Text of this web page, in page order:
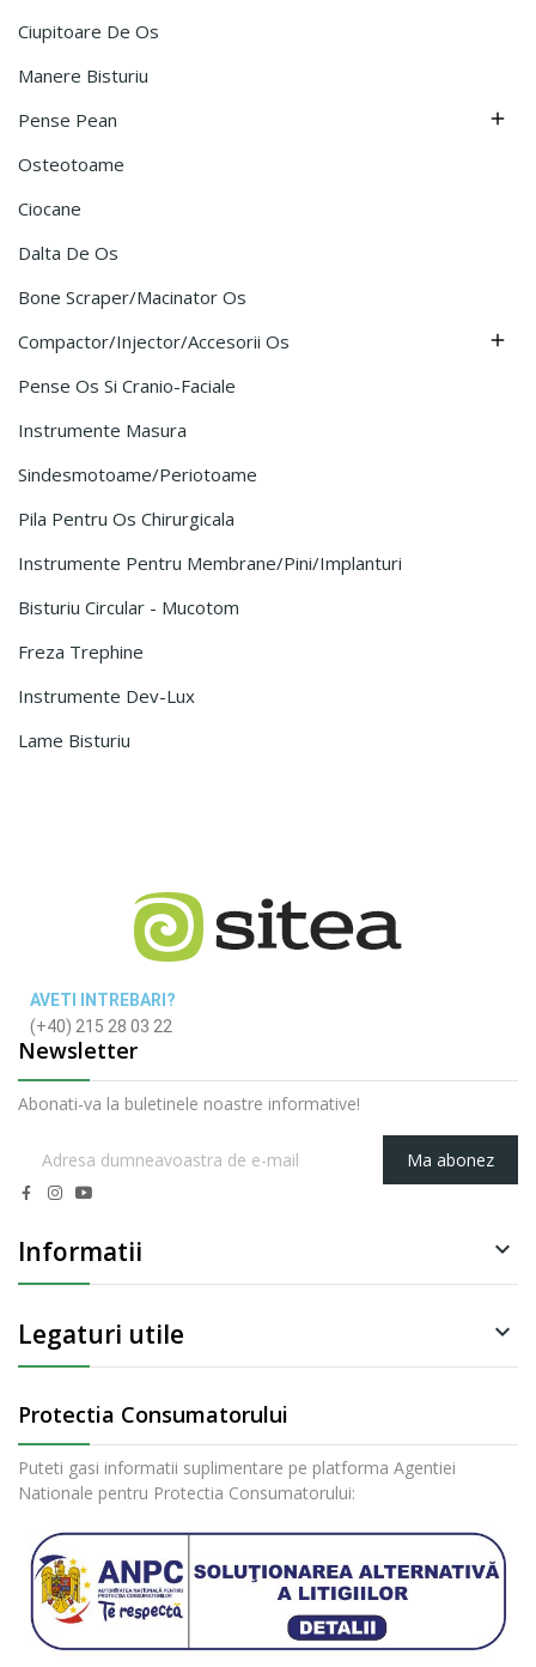
Ciupitoare De Os
Manere Bisturiu
Pense Pean

Osteotoame
Ciocane
Dalta De Os
Bone Scraper/Macinator Os
Compactor/Injector/Accesorii Os

Pense Os Si Cranio-Faciale
Instrumente Masura
Sindesmotoame/Periotoame
Pila Pentru Os Chirurgicala
Instrumente Pentru Membrane/Pini/Implanturi
Bisturiu Circular - Mucotom
Freza Trephine
Instrumente Dev-Lux
Lame Bisturiu
AVETI INTREBARI?
(+40) 215 28 03 22
Newsletter
Abonati-va la buletinele noastre informative!
Ma abonez
Informatii 
Legaturi utile 
Protectia Consumatorului
Puteti gasi informatii suplimentare pe platforma Agentiei
Nationale pentru Protectia Consumatorului: